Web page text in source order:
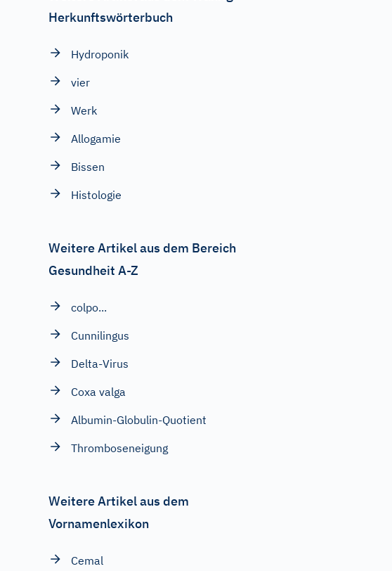
Herkunftswörterbuch
Hydroponik
vier
Werk
Allogamie
Bissen
Histologie
Weitere Artikel aus dem Bereich
Gesundheit A-Z
colpo...
Cunnilingus
Delta-Virus
Coxa valga
Albumin-Globulin-Quotient
Thromboseneigung
Weitere Artikel aus dem
Vornamenlexikon
Cemal